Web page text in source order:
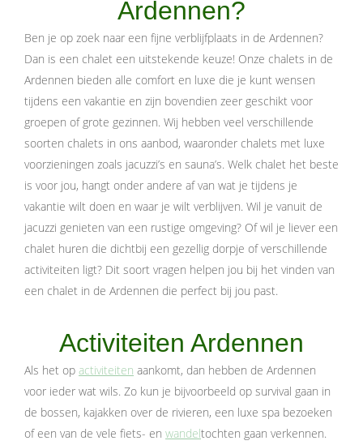
Ardennen?
Ben je op zoek naar een fijne verblijfplaats in de Ardennen?
Dan is een chalet een uitstekende keuze! Onze chalets in de
Ardennen bieden alle comfort en luxe die je kunt wensen
tijdens een vakantie en zijn bovendien zeer geschikt voor
groepen of grote gezinnen. Wij hebben veel verschillende
soorten chalets in ons aanbod, waaronder chalets met luxe
voorzieningen zoals jacuzzi’s en sauna’s. Welk chalet het beste
is voor jou, hangt onder andere af van wat je tijdens je
vakantie wilt doen en waar je wilt verblijven. Wil je vanuit de
jacuzzi genieten van een rustige omgeving? Of wil je liever een
chalet huren die dichtbij een gezellig dorpje of verschillende
activiteiten ligt? Dit soort vragen helpen jou bij het vinden van
een chalet in de Ardennen die perfect bij jou past.
Activiteiten Ardennen
Als het op activiteiten aankomt, dan hebben de Ardennen
voor ieder wat wils. Zo kun je bijvoorbeeld op survival gaan in
de bossen, kajakken over de rivieren, een luxe spa bezoeken
of een van de vele fiets- en wandeltochten gaan verkennen.